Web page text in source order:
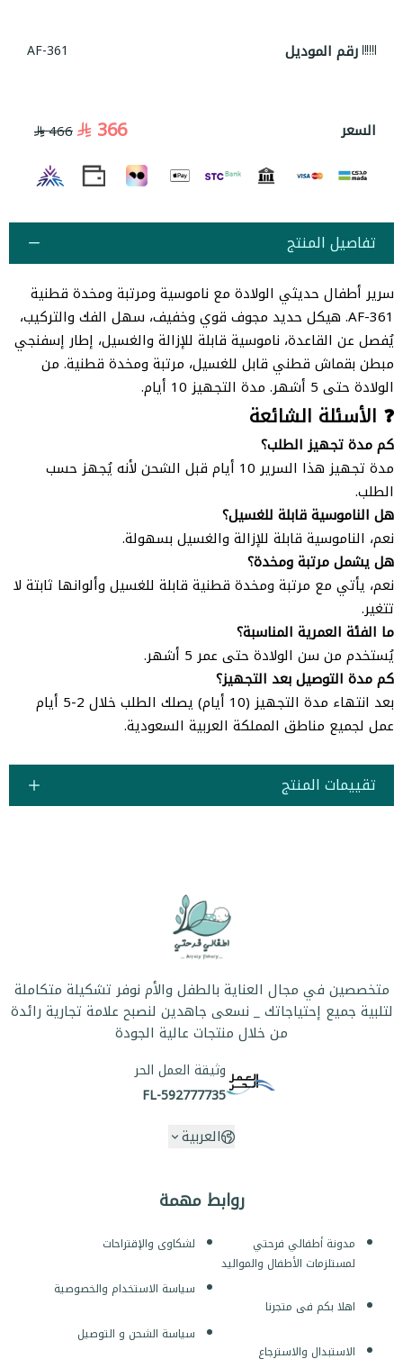
رقم الموديل AF-361
السعر 366
466
تفاصيل المنتج
سرير أطفال حديثي الولادة مع ناموسية ومرتبة ومخدة قطنية
AF-361. هيكل حديد مجوف قوي وخفيف، سهل الفك والتركيب،
يُفصل عن القاعدة، ناموسية قابلة للإزالة والغسيل، إطار إسفنجي
مبطن بقماش قطني قابل للغسيل، مرتبة ومخدة قطنية. من
الولادة حتى 5 أشهر. مدة التجهيز 10 أيام.
❓ الأسئلة الشائعة
كم مدة تجهيز الطلب؟
مدة تجهيز هذا السرير 10 أيام قبل الشحن لأنه يُجهز حسب
الطلب.
هل الناموسية قابلة للغسيل؟
نعم، الناموسية قابلة للإزالة والغسيل بسهولة.
هل يشمل مرتبة ومخدة؟
نعم، يأتي مع مرتبة ومخدة قطنية قابلة للغسيل وألوانها ثابتة لا
تتغير.
ما الفئة العمرية المناسبة؟
يُستخدم من سن الولادة حتى عمر 5 أشهر.
كم مدة التوصيل بعد التجهيز؟
بعد انتهاء مدة التجهيز (10 أيام) يصلك الطلب خلال 2-5 أيام
عمل لجميع مناطق المملكة العربية السعودية.
تقييمات المنتج
روابط مهمة
مدونة أطفالي فرحتي
لمستلزمات الأطفال والمواليد
اهلا بكم فى متجرنا
الاستبدال والاسترجاع
لشكاوى والإقتراحات
سياسة الاستخدام والخصوصية
سياسة الشحن و التوصيل
متخصصين في مجال العناية بالطفل والأم نوفر تشكيلة متكاملة
لتلبية جميع إحتياجاتك _ نسعى جاهدين لنصبح علامة تجارية رائدة
من خلال منتجات عالية الجودة
وثيقة العمل الحر
FL-592777735
العربية